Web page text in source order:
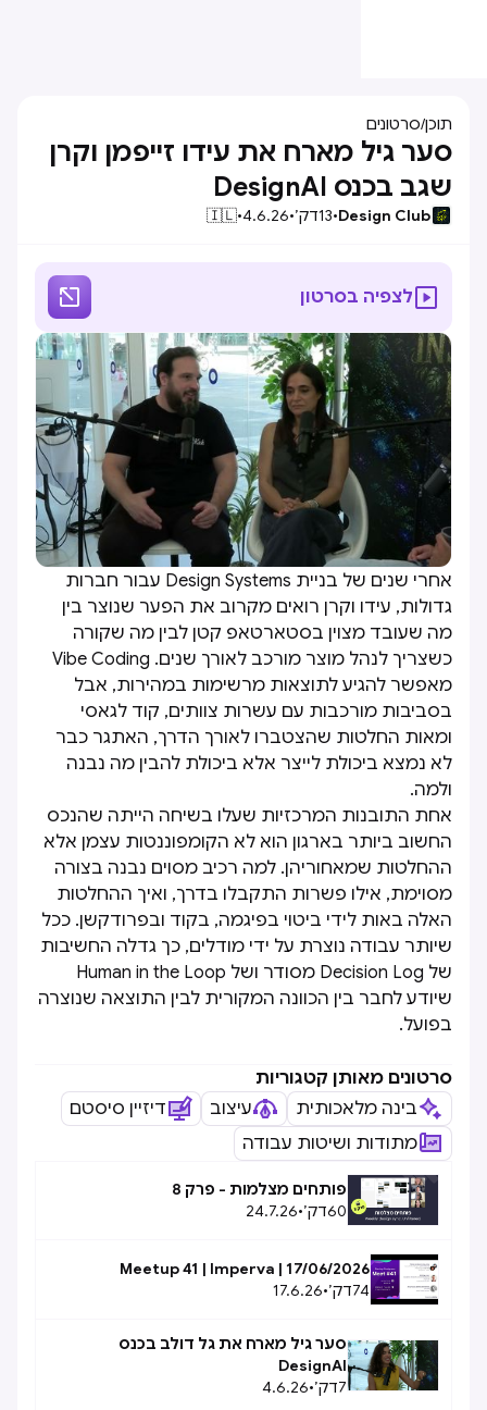
תוכן/סרטונים
סער גיל מארח את עידו זייפמן וקרן
שגב בכנס DesignAI
Design Club
•
13דק׳•
4.6.26
•
🇮🇱
לצפיה בסרטון 
אחרי שנים של בניית Design Systems עבור חברות
גדולות, עידו וקרן רואים מקרוב את הפער שנוצר בין
מה שעובד מצוין בסטארטאפ קטן לבין מה שקורה
כשצריך לנהל מוצר מורכב לאורך שנים. Vibe Coding
מאפשר להגיע לתוצאות מרשימות במהירות, אבל
בסביבות מורכבות עם עשרות צוותים, קוד לגאסי
ומאות החלטות שהצטברו לאורך הדרך, האתגר כבר
לא נמצא ביכולת לייצר אלא ביכולת להבין מה נבנה
ולמה.
אחת התובנות המרכזיות שעלו בשיחה הייתה שהנכס
החשוב ביותר בארגון הוא לא הקומפוננטות עצמן אלא
ההחלטות שמאחוריהן. למה רכיב מסוים נבנה בצורה
מסוימת, אילו פשרות התקבלו בדרך, ואיך ההחלטות
האלה באות לידי ביטוי בפיגמה, בקוד ובפרודקשן. ככל
שיותר עבודה נוצרת על ידי מודלים, כך גדלה החשיבות
של Decision Log מסודר ושל Human in the Loop
שיודע לחבר בין הכוונה המקורית לבין התוצאה שנוצרה
בפועל.
סרטונים מאותן קטגוריות
בינה מלאכותית
עיצוב
דיזיין סיסטם
מתודות ושיטות עבודה
פותחים מצלמות - פרק 8
60דק׳•
24.7.26
Meetup 41 | Imperva | 17/06/2026
74דק׳•
17.6.26
סער גיל מארח את גל דולב בכנס
DesignAI
7דק׳•
4.6.26